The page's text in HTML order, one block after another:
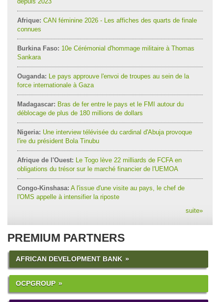
Afrique: CAN féminine 2026 - Les affiches des quarts de finale
connues
Burkina Faso: 10e Cérémonial d'hommage militaire à Thomas
Sankara
Ouganda: Le pays approuve l'envoi de troupes au sein de la
force internationale à Gaza
Madagascar: Bras de fer entre le pays et le FMI autour du
déblocage de plus de 180 millions de dollars
Nigeria: Une interview télévisée du cardinal d'Abuja provoque
l'ire du président Bola Tinubu
Afrique de l'Ouest: Le Togo lève 22 milliards de FCFA en
obligations du trésor sur le marché financier de l'UEMOA
Congo-Kinshasa: A l'issue d'une visite au pays, le chef de
l'OMS appelle à intensifier la riposte
suite»
PREMIUM PARTNERS
AFRICAN DEVELOPMENT BANK
OCPGROUP